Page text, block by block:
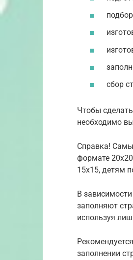
сбор
Чтобы
необходимо
Справка!
формате
15х15, детям
В
заполняют
используя
заполнении